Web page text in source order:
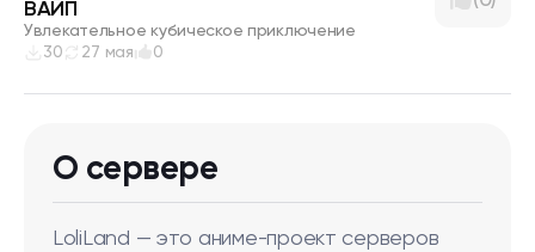
ВАЙП
Увлекательное кубическое приключение
30
27 мая 0
О сервере
LoliLand — это аниме-проект серверов